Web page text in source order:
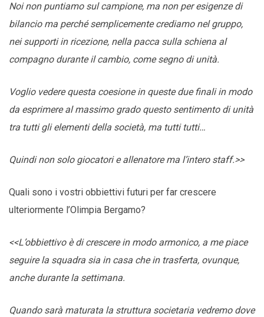
Noi non puntiamo sul campione, ma non per esigenze di
bilancio ma perché semplicemente crediamo nel gruppo,
nei supporti in ricezione, nella pacca sulla schiena al
compagno durante il cambio, come segno di unità.
Voglio vedere questa coesione in queste due finali in modo
da esprimere al massimo grado questo sentimento di unità
tra tutti gli elementi della società, ma tutti tutti…
Quindi non solo giocatori e allenatore ma l’intero staff.>>
Quali sono i vostri obbiettivi futuri per far crescere
ulteriormente l’Olimpia Bergamo?
<<L’obbiettivo è di crescere in modo armonico, a me piace
seguire la squadra sia in casa che in trasferta, ovunque,
anche durante la settimana.
Quando sarà maturata la struttura societaria vedremo dove